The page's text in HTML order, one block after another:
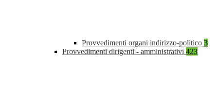
Provvedimenti organi indirizzo-politico 3
Provvedimenti dirigenti - amministrativi 423